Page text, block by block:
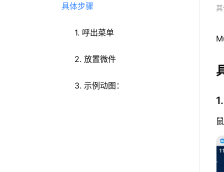
具体步骤
1. 呼出菜单
2. 放置微件
3. 示例动图：